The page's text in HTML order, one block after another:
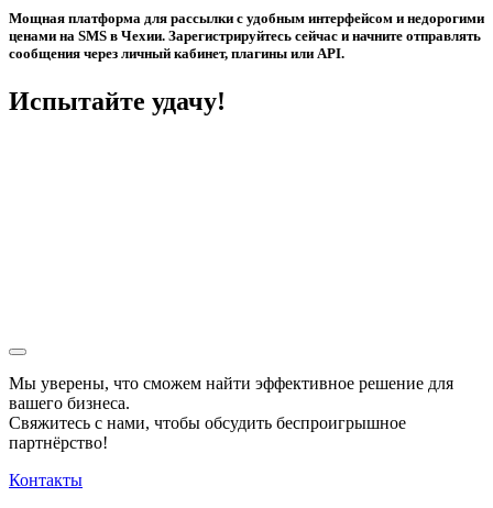
Мощная платформа для рассылки с удобным интерфейсом и недорогими
ценами на SMS в Чехии. Зарегистрируйтесь сейчас и начните отправлять
сообщения через личный кабинет, плагины или API.
Испытайте удачу!
Мы уверены, что сможем найти эффективное решение для
вашего бизнеса.
Свяжитесь с нами, чтобы обсудить беспроигрышное
партнёрство!
Контакты